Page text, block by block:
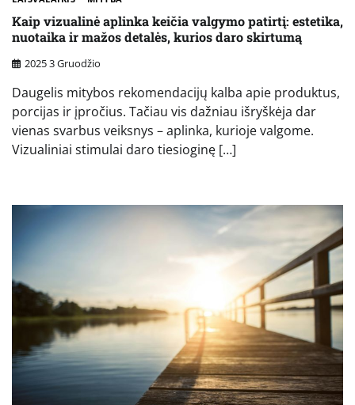
Kaip vizualinė aplinka keičia valgymo patirtį: estetika,
nuotaika ir mažos detalės, kurios daro skirtumą
2025 3 Gruodžio
Daugelis mitybos rekomendacijų kalba apie produktus,
porcijas ir įpročius. Tačiau vis dažniau išryškėja dar
vienas svarbus veiksnys – aplinka, kurioje valgome.
Vizualiniai stimulai daro tiesioginę […]